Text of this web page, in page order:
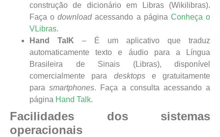
construção de dicionário em Libras (Wikilibras).
Faça odownloadacessando a página Conheça o
VLibras.
Hand TalK – É um aplicativo que traduz
automaticamente texto e áudio para a Língua
Brasileira de Sinais (Libras), disponível
comercialmente para desktopse gratuitamente
para smartphones. Faça a consulta acessando a
página Hand Talk.
Facilidades dos sistemas
operacionais